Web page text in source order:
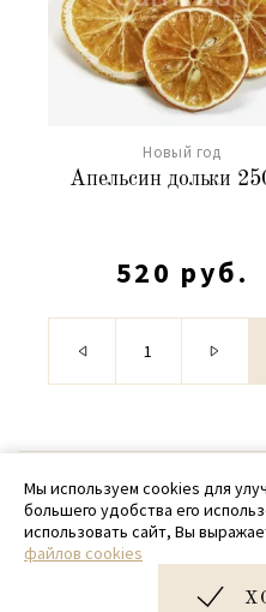
Новый год
Апельсин дольки
520 руб.
© 2020 -
+ 7
Мы используем cookies для
большего удобства его
использовать сайт, Вы
файлов cookies